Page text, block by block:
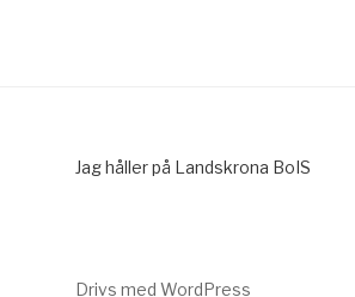
Jag håller på Landskrona BoIS
Drivs med WordPress